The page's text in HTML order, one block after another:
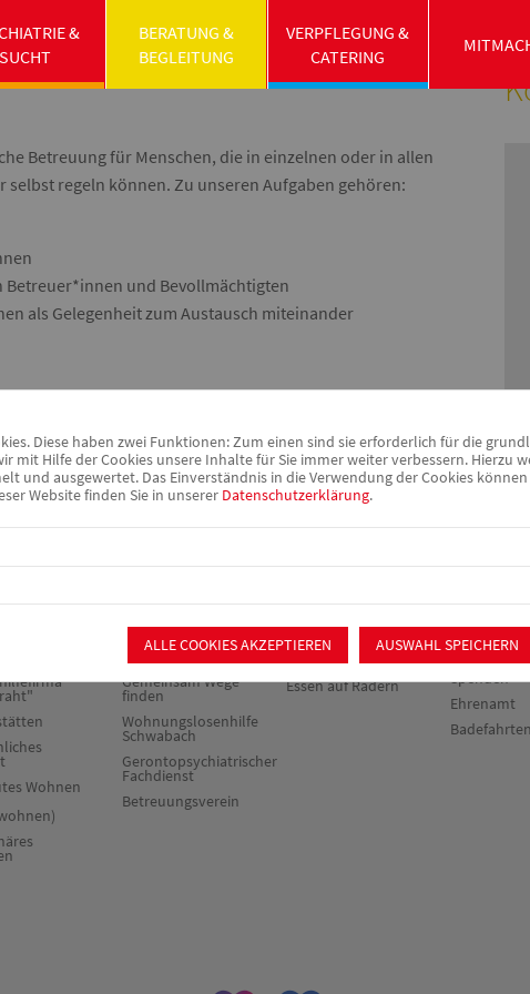
Betreuung für Menschen, die in einzelnen oder in allen
regeln können. Zu unseren Aufgaben gehören:
und Bevollmächtigten
als Gelegenheit zum Austausch miteinander
&
Wohnen
Beratung &
Sozialpsychiatrischer
Schuldner- und
Insolvenzberatung
Gemeinsam Wege
finden
Wohnungslosenhilfe
Schwabach
Gerontopsychiatrischer
Fachdienst
Betreuungsverein
Verpflegung &
Offener
Mittagstisch
Essen auf Rädern
Mitmachen
Ortsvereine
Mitglied
Spenden
Ehrenamt
Badefahrten
&
SUCHT
BERATUNG &
BEGLEITUNG
VERPFLEGUNG &
CATERING
Diese haben zwei Funktionen: Zum einen sind sie erforderlich für die
mit Hilfe der Cookies unsere Inhalte für Sie immer weiter verbessern. Hierzu
und ausgewertet. Das Einverständnis in die Verwendung der Cookies
Website finden Sie in unserer Datenschutzerklärung.
AUSWAHL SPEICHERN
ALLE COOKIES AKZEPTIEREN